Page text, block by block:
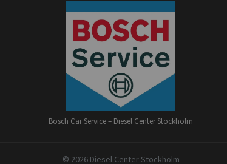
Bosch Car Service – Diesel Center Stockholm
© 2026 Diesel Center Stockholm